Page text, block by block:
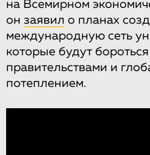
на Всемирном
он заявил о планах
международную сеть
которые будут
правительствами и
потеплением.